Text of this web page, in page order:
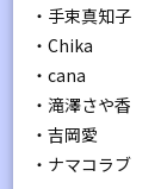
・手束真知子
・Chika
・cana
・滝澤さや香
・吉岡愛
・ナマコラブ